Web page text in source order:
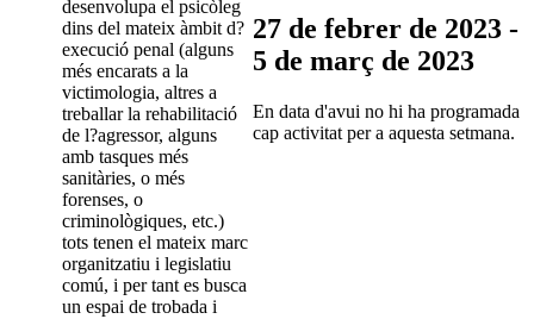
desenvolupa el psicòleg
dins del mateix àmbit d?
execució penal (alguns
més encarats a la
victimologia, altres a
treballar la rehabilitació
de l?agressor, alguns
amb tasques més
sanitàries, o més
forenses, o
criminològiques, etc.)
tots tenen el mateix marc
organitzatiu i legislatiu
comú, i per tant es busca
un espai de trobada i
27 de febrer de 2023 -
5 de març de 2023
En data d'avui no hi ha programada
cap activitat per a aquesta setmana.